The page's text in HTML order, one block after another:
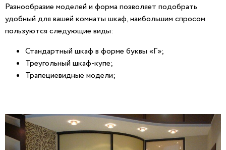
Разнообразие моделей и форма позволяет подобрать
удобный для вашей комнаты шкаф, наибольшим спросом
пользуются следующие виды:
Стандартный шкаф в форме буквы «Г»;
Треугольный шкаф-купе;
Трапециевидные модели;